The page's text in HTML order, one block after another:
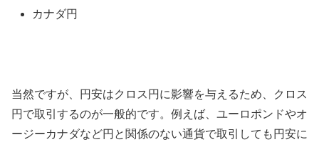
カナダ円
当然ですが、円安はクロス円に影響を与えるため、クロス
円で取引するのが一般的です。例えば、ユーロポンドやオ
ージーカナダなど円と関係のない通貨で取引しても円安に